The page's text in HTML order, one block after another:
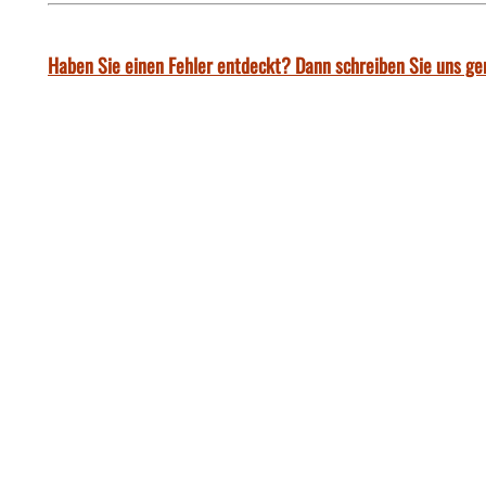
Haben Sie einen Fehler entdeckt? Dann schreiben Sie uns